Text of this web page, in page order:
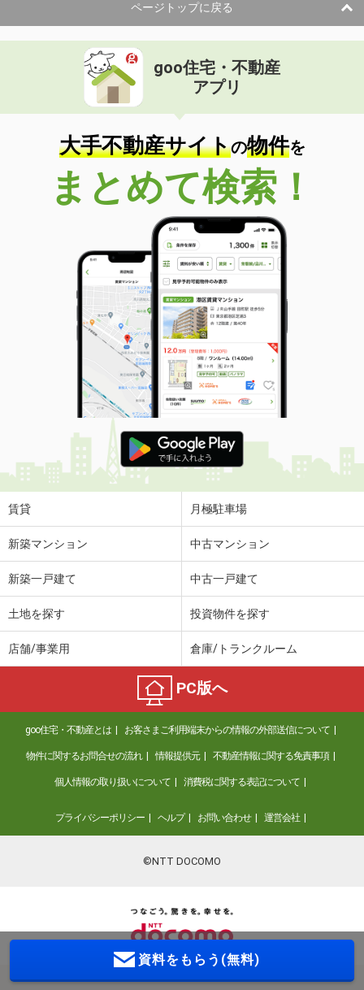
ページトップに戻る
goo住宅・不動産
アプリ
大手不動産サイトの物件を
まとめて検索！
賃貸 月極駐車場
新築マンション 中古マンション
新築一戸建て 中古一戸建て
土地を探す 投資物件を探す
店舗/事業用 倉庫/トランクルーム
PC版へ
goo住宅・不動産とは お客さまご利用端末からの情報の外部送信について
物件に関するお問合せの流れ 情報提供元 不動産情報に関する免責事項
個人情報の取り扱いについて 消費税に関する表記について
プライバシーポリシー ヘルプ お問い合わせ 運営会社
©NTT DOCOMO
資料をもらう(無料)